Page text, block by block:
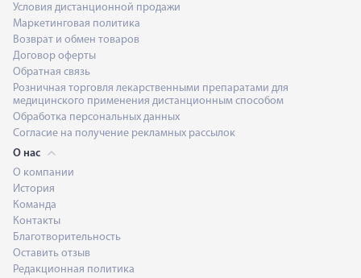
Условия дистанционной продажи
Маркетинговая политика
Возврат и обмен товаров
Договор оферты
Обратная связь
Розничная торговля лекарственными препаратами для
медицинского применения дистанционным способом
Обработка персональных данных
Согласие на получение рекламных рассылок
О нас
О компании
История
Команда
Контакты
Благотворительность
Оставить отзыв
Редакционная политика